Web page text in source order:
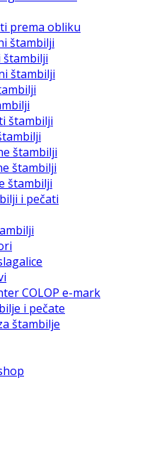
prema obliku
štambilji
štambilji
štambilji
štambilji
štambilji
štambilji
štambilji
i pečati
COLOP e-mark
i pečate
štambilje